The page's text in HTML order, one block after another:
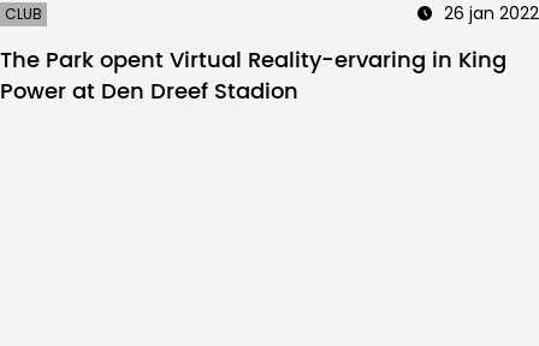
CLUB 26 jan 2022
The Park opent Virtual Reality-ervaring in King
Power at Den Dreef Stadion